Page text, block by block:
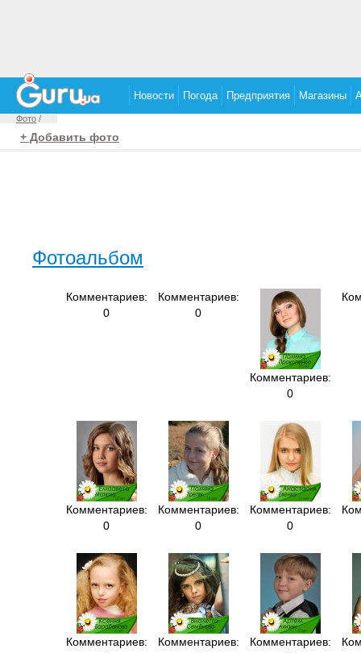
Новости Погода Предприятия Магазины
Фото /
+ Добавить фото
Фотоальбом
Комментариев:
0
Комментариев:
0
Комментариев:
0
Комментариев:
0
Комментариев:
0
Комментариев:
0
Комментариев:
Комментариев:
Комментариев: